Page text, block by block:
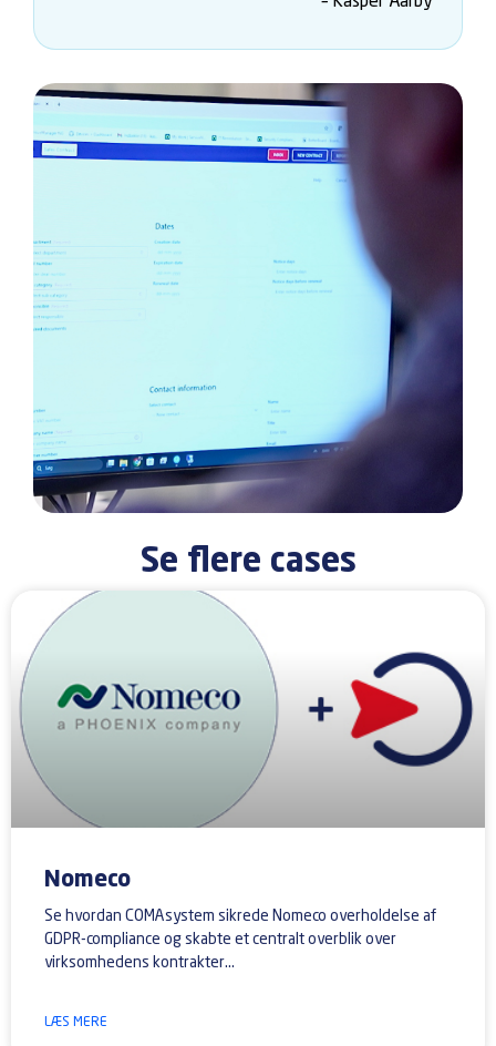
Se flere cases
Nomeco
Se hvordan COMAsystem sikrede Nomeco overholdelse af
GDPR-compliance og skabte et centralt overblik over
virksomhedens kontrakter
LÆS MERE